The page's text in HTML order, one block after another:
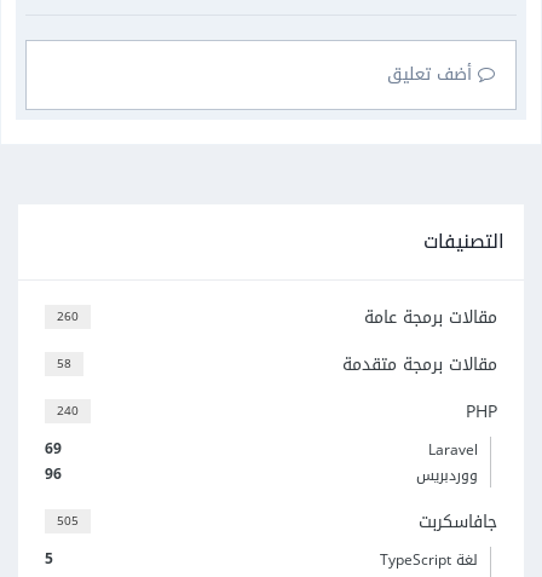
أضف تعليق
التصنيفات
260 مقالات برمجة عامة
58 مقالات برمجة متقدمة
240 PHP
69
Laravel
96
ووردبريس
505 جافاسكربت
5
لغة TypeScript